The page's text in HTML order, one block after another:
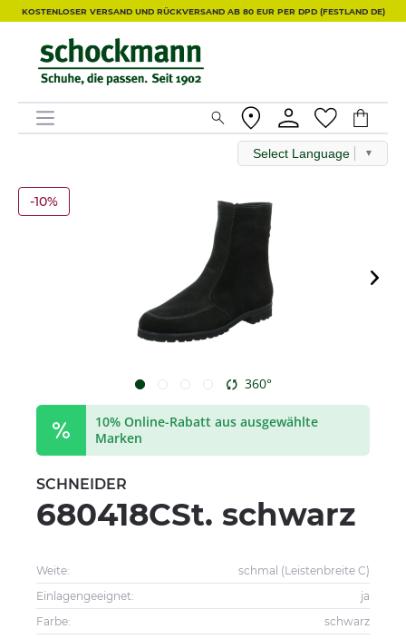
KOSTENLOSER VERSAND UND RÜCKVERSAND AB 80 EUR PER DPD (FESTLAND DE)
Select Language ▼
-10%
360°
10% Online-Rabatt aus ausgewählte
Marken
SCHNEIDER
680418CSt. schwarz
Weite:
schmal (Leistenbreite C)
Einlagengeeignet:
ja
Farbe:
schwarz